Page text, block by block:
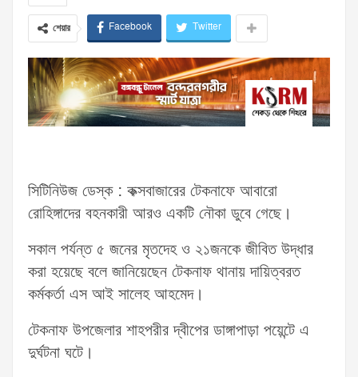
শেয়ার Facebook Twitter
সিটিনিউজ ডেস্ক : কক্সবাজারের টেকনাফে আবারো
রোহিঙ্গাদের বহনকারী আরও একটি নৌকা ডুবে গেছে।
সকাল পর্যন্ত ৫ জনের মৃতদেহ ও ২১জনকে জীবিত উদ্ধার
করা হয়েছে বলে জানিয়েছেন টেকনাফ থানায় দায়িত্বরত
কর্মকর্তা এস আই সালেহ আহমেদ।
টেকনাফ উপজেলার শাহপরীর দ্বীপের ডাঙ্গাপাড়া পয়েন্টে এ
দুর্ঘটনা ঘটে।